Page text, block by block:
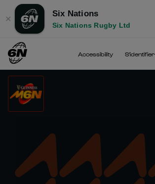
✕
Six Nations
Six Nations Rugby Ltd
Accessibility S'identifier